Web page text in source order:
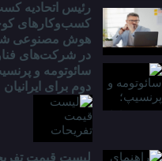
رئیس اتحادیه
کسب‌وکارهای
هوش مصنوعی
در شرکت‌های
سائوتومه و
دوم برای ایرانیان